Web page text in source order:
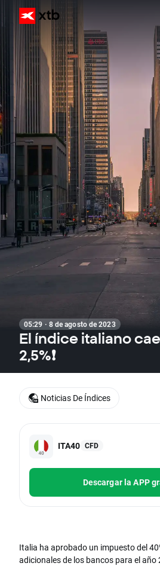
05:29 · 8 de agosto de 2023
El índice italiano
2,5%❗
ITA40 CFD
Descargar la APP
Italia ha aprobado un impuesto del
adicionales de los bancos para el año
Noticias De Índices